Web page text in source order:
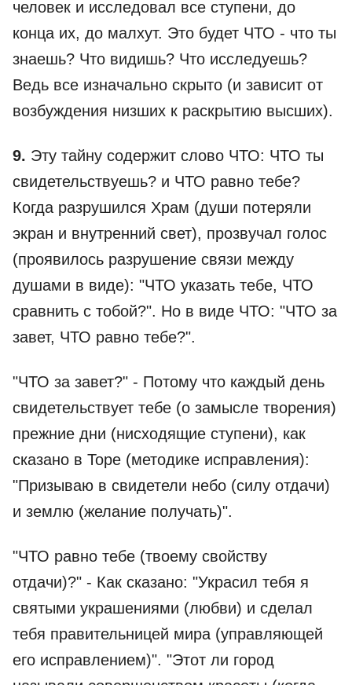
человек и исследовал все ступени, до
конца их, до малхут. Это будет ЧТО - что ты
знаешь? Что видишь? Что исследуешь?
Ведь все изначально скрыто (и зависит от
возбуждения низших к раскрытию высших).
9. Эту тайну содержит слово ЧТО: ЧТО ты
свидетельствуешь? и ЧТО равно тебе?
Когда разрушился Храм (души потеряли
экран и внутренний свет), прозвучал голос
(проявилось разрушение связи между
душами в виде): "ЧТО указать тебе, ЧТО
сравнить с тобой?". Но в виде ЧТО: "ЧТО за
завет, ЧТО равно тебе?".
"ЧТО за завет?" - Потому что каждый день
свидетельствует тебе (о замысле творения)
прежние дни (нисходящие ступени), как
сказано в Торе (методике исправления):
"Призываю в свидетели небо (силу отдачи)
и землю (желание получать)".
"ЧТО равно тебе (твоему свойству
отдачи)?" - Как сказано: "Украсил тебя я
святыми украшениями (любви) и сделал
тебя правительницей мира (управляющей
его исправлением)". "Этот ли город